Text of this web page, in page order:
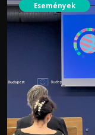
Események